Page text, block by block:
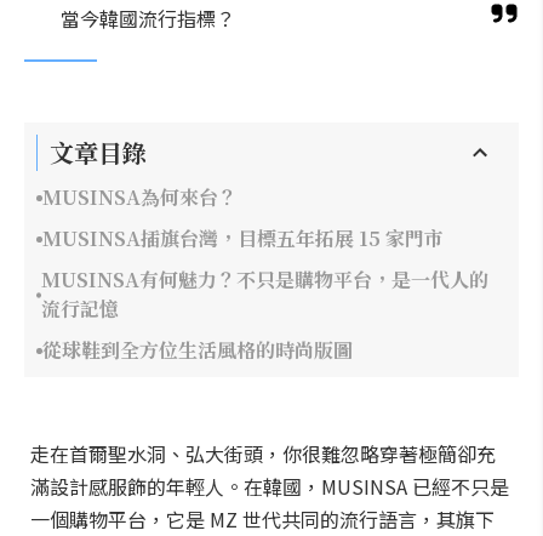
當今韓國流行指標？
文章目錄
MUSINSA為何來台？
MUSINSA插旗台灣，目標五年拓展 15 家門市
MUSINSA有何魅力？不只是購物平台，是一代人的
流行記憶
從球鞋到全方位生活風格的時尚版圖
走在首爾聖水洞、弘大街頭，你很難忽略穿著極簡卻充
滿設計感服飾的年輕人。在韓國，MUSINSA 已經不只是
一個購物平台，它是 MZ 世代共同的流行語言，其旗下